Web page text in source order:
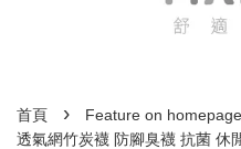
首頁 › Feature on homepage
透氣網竹炭襪 防腳臭襪 抗菌 休